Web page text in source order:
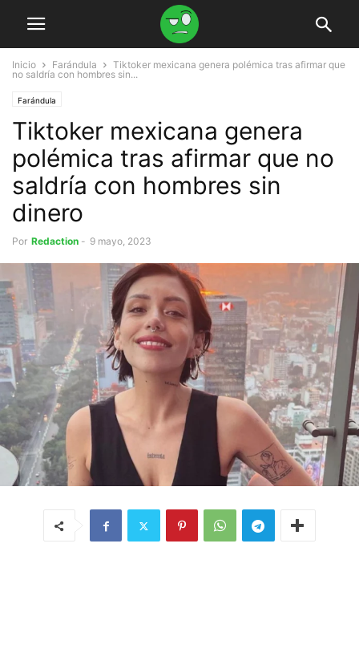
Inicio Farándula
Tiktoker mexicana genera polémica tras afirmar que
no saldría con hombres sin...
Farándula
Tiktoker mexicana genera
polémica tras afirmar que no
saldría con hombres sin
dinero
Por Redaction - 9 mayo, 2023